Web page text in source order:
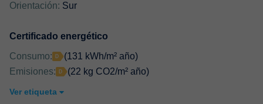
Orientación: Sur
Certificado energético
Consumo:
(131 kWh/m² año)
Emisiones:
(22 kg CO2/m² año)
Ver etiqueta